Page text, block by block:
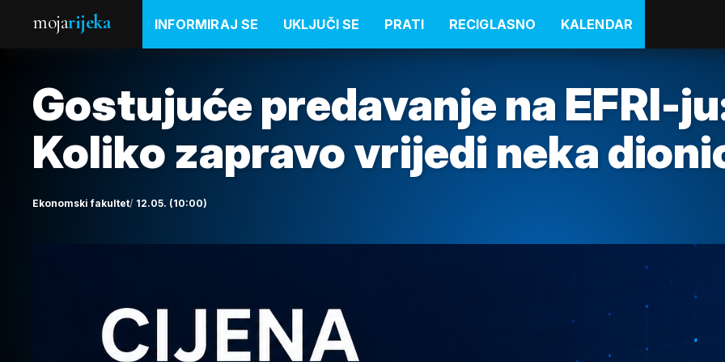
mojarijeka INFORMIRAJ SE UKLJUČI SE PRATI RECIGLASNO KALENDAR
Gostujuće predavanje na EFRI-
Koliko zapravo vrijedi neka
Ekonomski fakultet 12.05. (10:00)